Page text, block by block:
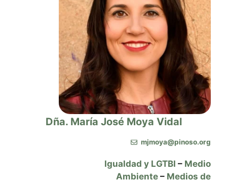
Dña. María José Moya Vidal
mjmoya@pinoso.org
Igualdad y LGTBI – Medio
Ambiente – Medios de